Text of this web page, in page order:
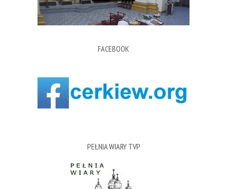
FACEBOOK
PEŁNIA WIARY TVP